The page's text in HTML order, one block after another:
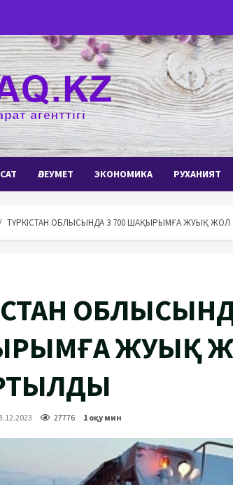
ӘЛЕУМЕТ ЭКОНОМИКА РУХАНИЯТ
ТҮРКІСТАН ОБЛЫСЫНДА 3 700 ШАҚЫРЫМҒА ЖУЫҚ ЖОЛ
ЖУЫҚ
27776 1 оқу мин